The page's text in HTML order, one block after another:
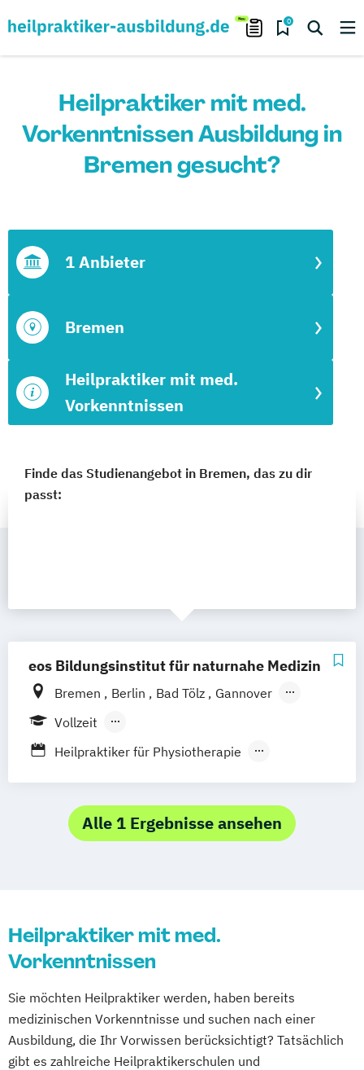
0
Heilpraktiker mit med.
Vorkenntnissen Ausbildung in
Bremen gesucht?
Heilpraktiker mit med.
Vorkenntnissen
Bremen
1 Anbieter
Finde das Studienangebot in Bremen, das zu dir
passt:
eos Bildungsinstitut für naturnahe Medizin
Bremen Berlin Bad Tölz
Gannover
Leipzig
Rostock Schwerin Dresden Ottersberg
Bad Elster Hannover München
Schwandorf Nürnberg
Vollzeit
Berufsbegleitender Präsenzlehrgang
Heilpraktiker für Physiotherapie
Heilpraktikerausbildung für Psychotherapie
Alle 1 Ergebnisse ansehen
Heilpraktiker mit med.
Vorkenntnissen
Sie möchten Heilpraktiker werden, haben bereits
medizinischen Vorkenntnisse und suchen nach einer
Ausbildung, die Ihr Vorwissen berücksichtigt? Tatsächlich
gibt es zahlreiche Heilpraktikerschulen und